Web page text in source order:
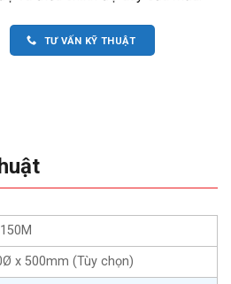
TƯ VẤN KỸ THUẬT
x 500mm (Tùy chọn)